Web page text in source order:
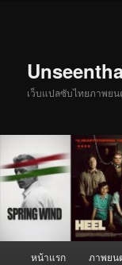
เว็บแปลซับไทยภาพยน
หน้าแรก ภาพยน